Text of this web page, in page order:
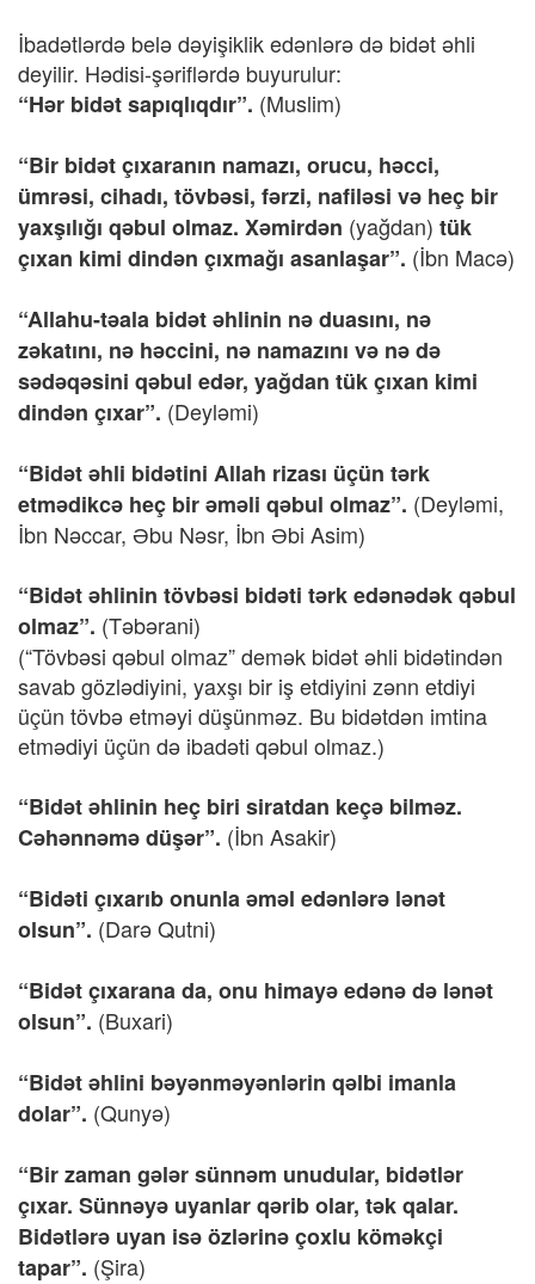
İbadətlərdə belə dəyişiklik edənlərə də bidət əhli
deyilir. Hədisi-şəriflərdə buyurulur:
“Hər bidət sapıqlıqdır”. (Muslim)
“Bir bidət çıxaranın namazı, orucu, həcci,
ümrəsi, cihadı, tövbəsi, fərzi, nafiləsi və heç bir
yaxşılığı qəbul olmaz. Xəmirdən (yağdan) tük
çıxan kimi dindən çıxmağı asanlaşar”. (İbn Macə)
“Allahu-təala bidət əhlinin nə duasını, nə
zəkatını, nə həccini, nə namazını və nə də
sədəqəsini qəbul edər, yağdan tük çıxan kimi
dindən çıxar”. (Deyləmi)
“Bidət əhli bidətini Allah rizası üçün tərk
etmədikcə heç bir əməli qəbul olmaz”. (Deyləmi,
İbn Nəccar, Əbu Nəsr, İbn Əbi Asim)
“Bidət əhlinin tövbəsi bidəti tərk edənədək qəbul
olmaz”. (Təbərani)
(“Tövbəsi qəbul olmaz” demək bidət əhli bidətindən
savab gözlədiyini, yaxşı bir iş etdiyini zənn etdiyi
üçün tövbə etməyi düşünməz. Bu bidətdən imtina
etmədiyi üçün də ibadəti qəbul olmaz.)
“Bidət əhlinin heç biri siratdan keçə bilməz.
Cəhənnəmə düşər”. (İbn Asakir)
“Bidəti çıxarıb onunla əməl edənlərə lənət
olsun”. (Darə Qutni)
“Bidət çıxarana da, onu himayə edənə də lənət
olsun”. (Buxari)
“Bidət əhlini bəyənməyənlərin qəlbi imanla
dolar”. (Qunyə)
“Bir zaman gələr sünnəm unudular, bidətlər
çıxar. Sünnəyə uyanlar qərib olar, tək qalar.
Bidətlərə uyan isə özlərinə çoxlu köməkçi
tapar”. (Şira)